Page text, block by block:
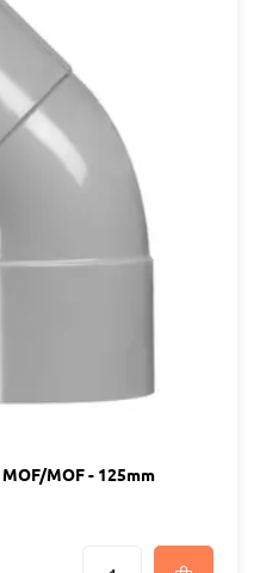
MOF - 125mm